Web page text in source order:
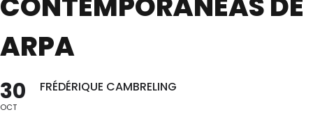
ARPA
30
OCT
FRÉDÉRIQUE CAMBRELING